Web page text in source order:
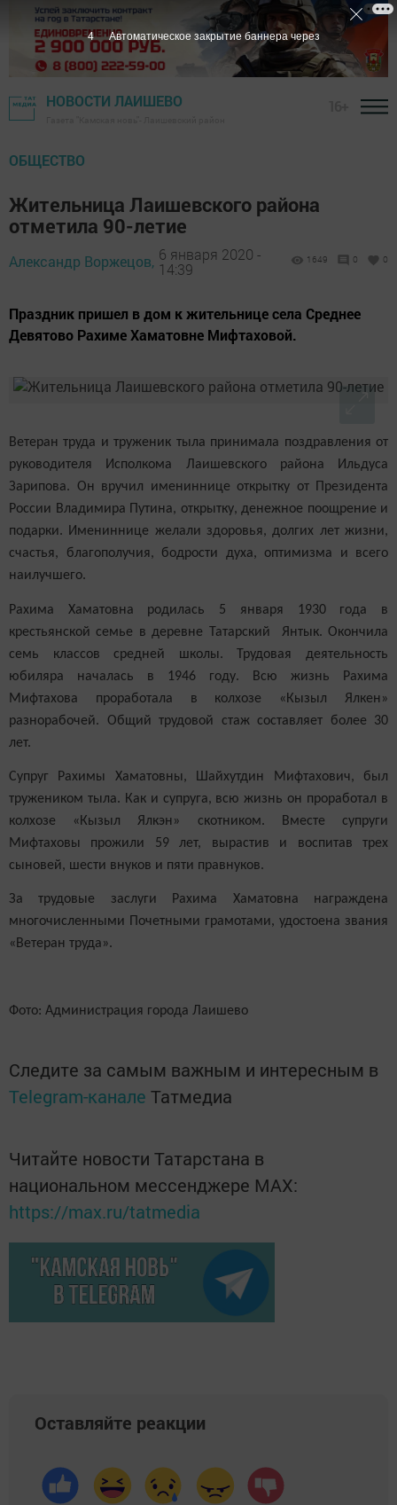
НОВОСТИ ЛАИШЕВО
ОБЩЕСТВО
Жительница Лаишевского района
отметила 90-летие
Александр Воржецов, 6 января 2020 -
14:39
1649 0 0
Праздник пришел в дом к жительнице села Среднее
Девятово Рахиме Хаматовне Мифтаховой.
Ветеран труда и труженик тыла принимала поздравления от
руководителя Исполкома Лаишевского района Ильдуса
Зарипова. Он вручил имениннице открытку от Президента
России Владимира Путина, открытку, денежное поощрение и
подарки. Имениннице желали здоровья, долгих лет жизни,
счастья, благополучия, бодрости духа, оптимизма и всего
наилучшего.
Рахима Хаматовна родилась 5 января 1930 года в
крестьянской семье в деревне Татарский Янтык. Окончила
семь классов средней школы. Трудовая деятельность
юбиляра началась в 1946 году. Всю жизнь Рахима
Мифтахова проработала в колхозе «Кызыл Ялкен»
разнорабочей. Общий трудовой стаж составляет более 30
лет.
Супруг Рахимы Хаматовны, Шайхутдин Мифтахович, был
тружеником тыла. Как и супруга, всю жизнь он проработал в
колхозе «Кызыл Ялкэн» скотником. Вместе супруги
Мифтаховы прожили 59 лет, вырастив и воспитав трех
сыновей, шести внуков и пяти правнуков.
За трудовые заслуги Рахима Хаматовна награждена
многочисленными Почетными грамотами, удостоена звания
«Ветеран труда».
Фото: Администрация города Лаишево
Следите за самым важным и интересным в
Telegram-канале Татмедиа
Читайте новости Татарстана в
национальном мессенджере MАХ:
https://max.ru/tatmedia
Оставляйте реакции
3 Автоматическое закрытие баннера через